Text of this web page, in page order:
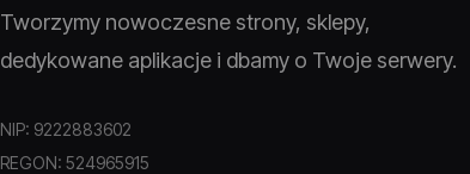
Tworzymy nowoczesne strony, sklepy,
dedykowane aplikacje i dbamy o Twoje serwery.
NIP: 9222883602
REGON: 524965915